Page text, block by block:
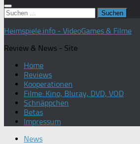
Suchen
nach:
Heimspiele.info - VideoGames & Filme
Review & News - Site
Home
Reviews
Kooperationen
Filme: Kino, Bluray, DVD, VOD
Schnäppchen
Betas
Impressum
News